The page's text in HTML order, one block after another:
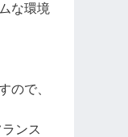
な環境
ので、
ンス